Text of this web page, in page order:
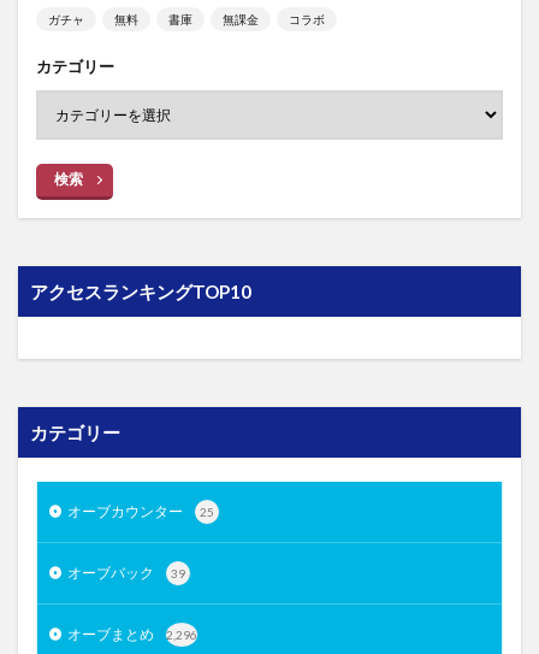
ガチャ 無料 書庫 無課金 コラボ
カテゴリー
検索
アクセスランキングTOP10
カテゴリー
オーブカウンター 25
オーブバック 39
オーブまとめ 2,296